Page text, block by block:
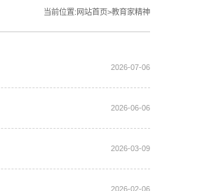
当前位置: 网站首页>教育家精神
2026-07-06
2026-06-06
2026-03-09
2026-02-06